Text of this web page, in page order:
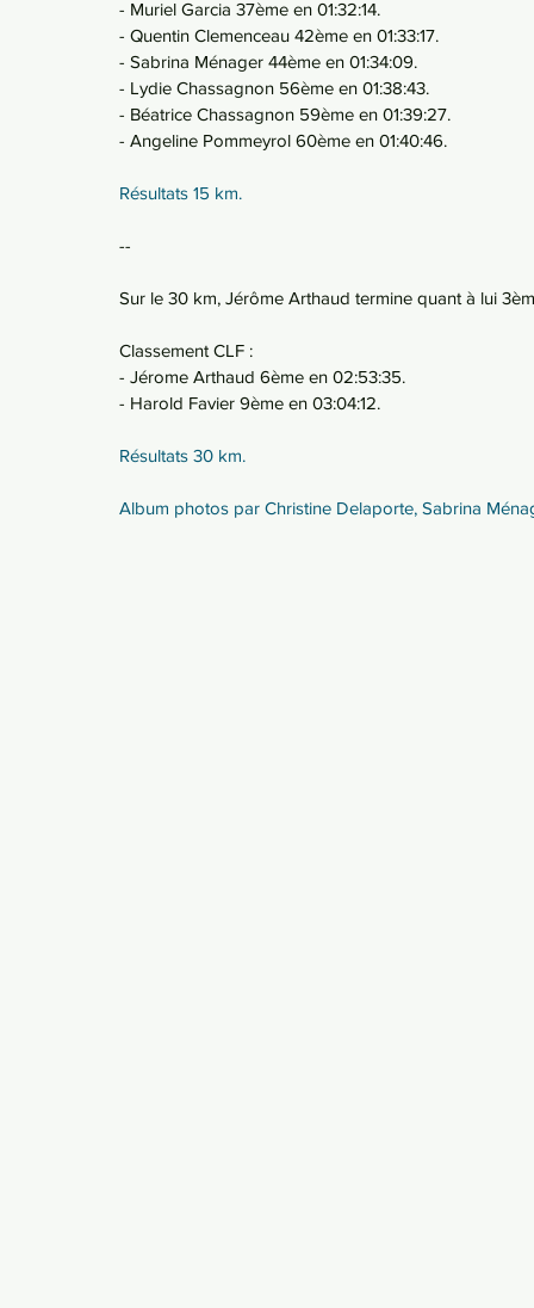
- Muriel Garcia 37ème en 01:32:14.
- Quentin Clemenceau 42ème en 01:33:17.
- Sabrina Ménager 44ème en 01:34:09.
- Lydie Chassagnon 56ème en 01:38:43.
- Béatrice Chassagnon 59ème en 01:39:27.
- Angeline Pommeyrol 60ème en 01:40:46.
Résultats 15 km.
--
Sur le 30 km, Jérôme Arthaud termine quant à lui
Classement CLF :
- Jérome Arthaud 6ème en 02:53:35.
- Harold Favier 9ème en 03:04:12.
Résultats 30 km.
Album photos par Christine Delaporte, Sabrina